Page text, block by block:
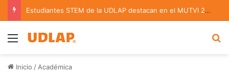
Estudiantes STEM de la UDLAP destacan en el MUTVI 2026
Menu
Inicio / Académica